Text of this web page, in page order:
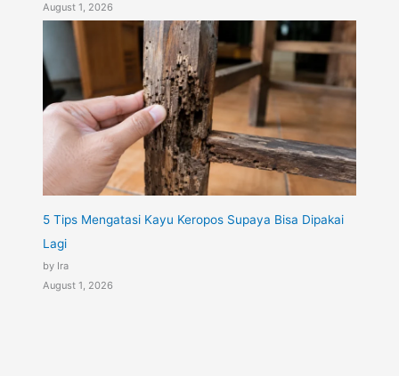
August 1, 2026
5 Tips Mengatasi Kayu Keropos Supaya Bisa Dipakai
Lagi
by Ira
August 1, 2026